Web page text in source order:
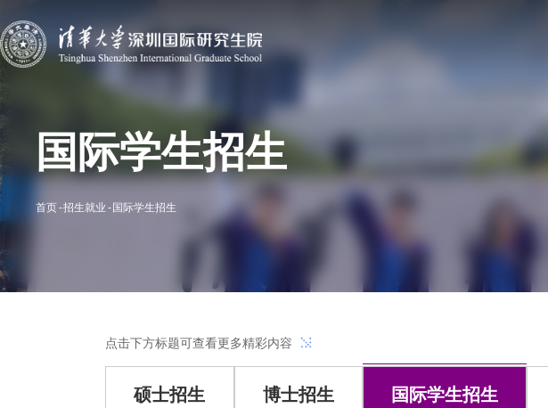
国际学生招生
首页 招生就业 国际学生招生
点击下方标题可查看更多精彩内容
硕士招生 博士招生 国际学生招生